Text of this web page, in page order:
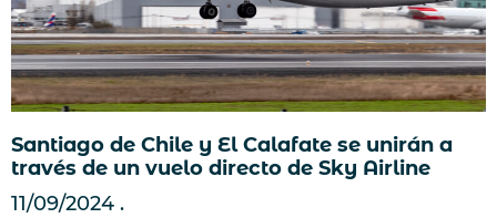
Santiago de Chile y El Calafate se unirán a
través de un vuelo directo de Sky Airline
11/09/2024